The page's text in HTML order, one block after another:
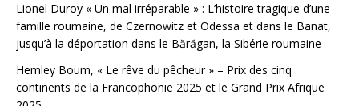
Lionel Duroy « Un mal irréparable » : L’histoire tragique d’une
famille roumaine, de Czernowitz et Odessa et dans le Banat,
jusqu’à la déportation dans le Bărăgan, la Sibérie roumaine
Hemley Boum, « Le rêve du pêcheur » – Prix des cinq
continents de la Francophonie 2025 et le Grand Prix Afrique